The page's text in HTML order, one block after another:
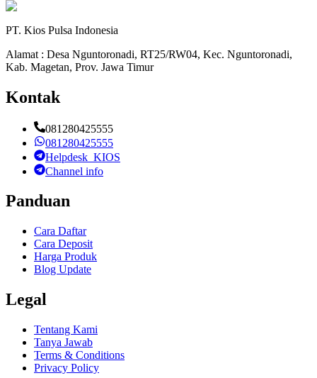
PT. Kios Pulsa Indonesia
Alamat : Desa Nguntoronadi, RT25/RW04, Kec. Nguntoronadi,
Kab. Magetan, Prov. Jawa Timur
Kontak
081280425555
081280425555
Helpdesk_KIOS
Channel info
Panduan
Cara Daftar
Cara Deposit
Harga Produk
Blog Update
Legal
Tentang Kami
Tanya Jawab
Terms & Conditions
Privacy Policy